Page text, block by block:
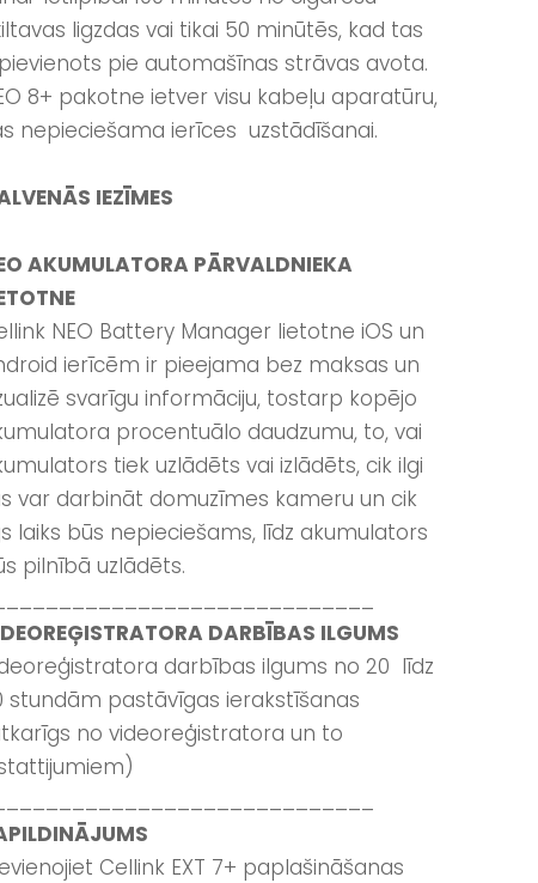
ligzdas vai tikai 50 minūtēs, kad tas
pie automašīnas strāvas avota.
8+ pakotne ietver visu kabeļu aparatūru,
nepieciešama ierīces uzstādīšanai.
IEZĪMES
AKUMULATORA PĀRVALDNIEKA
NEO Battery Manager lietotne iOS un
ierīcēm ir pieejama bez maksas un
svarīgu informāciju, tostarp kopējo
procentuālo daudzumu, to, vai
tiek uzlādēts vai izlādēts, cik ilgi
var darbināt domuzīmes kameru un cik
laiks būs nepieciešams, līdz akumulators
pilnībā uzlādēts.
DARBĪBAS ILGUMS
darbības ilgums no 20 līdz
stundām pastāvīgas ierakstīšanas
no videoreģistratora un to
Cellink EXT 7+ paplašināšanas